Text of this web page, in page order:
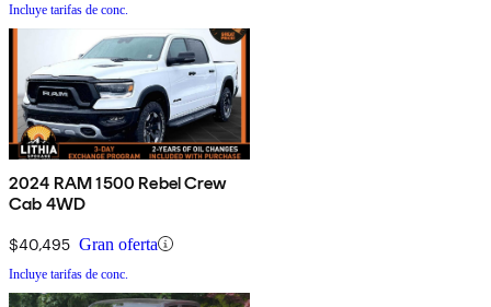
Incluye tarifas de conc.
2024 RAM 1500 Rebel Crew
Cab 4WD
$40,495 Gran oferta
Incluye tarifas de conc.